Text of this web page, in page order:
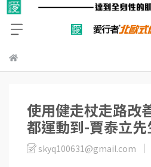
使用健走杖走路改
都運動到-賈泰立
skyq100631@gmail.com